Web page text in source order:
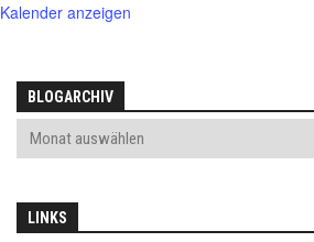
Kalender anzeigen
BLOGARCHIV
LINKS